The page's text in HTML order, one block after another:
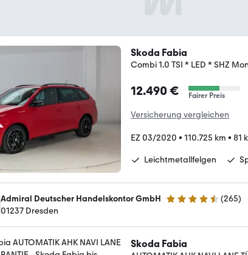
Skoda Fabia
Combi 1.0 TSI * LED * SHZ
12.490 € Fairer Preis
Versicherung vergleichen
EZ 03/2020 • 110.725 km • 81
Leichtmetallfelgen
Admiral Deutscher Handelskontor GmbH 4.6 Sterne (265)
01237 Dresden
Skoda Fabia